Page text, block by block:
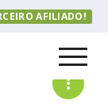
AFILIADO!
Menu